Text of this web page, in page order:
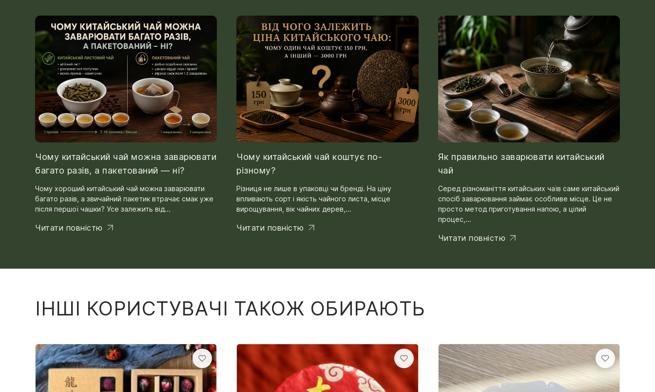
Чому китайський чай можна заварювати
багато разів, а пакетований — ні?
Чому хороший китайський чай можна заварювати
багато разів, а звичайний пакетик втрачає смак уже
після першої чашки? Усе залежить від...
Читати повністю
Чому китайський чай коштує по-
різному?
Різниця не лише в упаковці чи бренді. На ціну
впливають сорт і якість чайного листа, місце
вирощування, вік чайних дерев,...
Читати повністю
Як правильно заварювати китайський
чай
Серед різноманіття китайських чаїв саме китайський
спосіб заварювання займає особливе місце. Це не
просто метод приготування напою, а цілий
процес,...
Читати повністю
ІНШІ КОРИСТУВАЧІ ТАКОЖ ОБИРАЮТЬ